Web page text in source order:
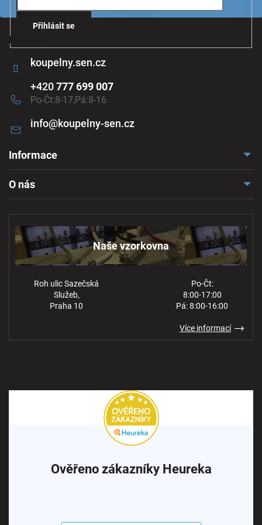
u
Kontakt
info@koupelny-sen.cz
+420777 699 007
Po-Čt:8-17,Pá:8-16
koupelny.sen.cz
Informace
Ochrana osobních údajů
O nás
Naše vzorkovna
Roh ulic Sazečská
Služeb,
Praha 10
Po-Čt:
8:00-17:00
Pá: 8:00-16:00
Více informací
Přihlásit se
Ověřeno zákazníky Heureka